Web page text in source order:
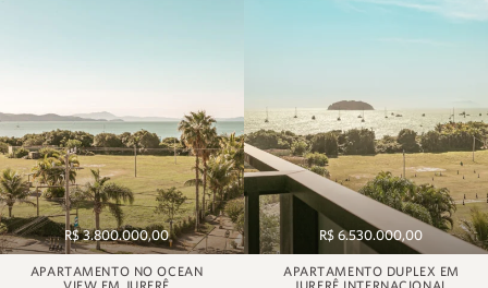
R$ 3.800.000,00
APARTAMENTO NO OCEAN
R$ 6.530.000,00
APARTAMENTO DUPLEX EM